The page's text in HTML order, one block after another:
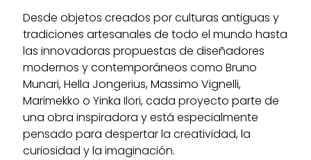
Desde objetos creados por culturas antiguas y
tradiciones artesanales de todo el mundo hasta
las innovadoras propuestas de diseñadores
modernos y contemporáneos como Bruno
Munari, Hella Jongerius, Massimo Vignelli,
Marimekko o Yinka Ilori, cada proyecto parte de
una obra inspiradora y está especialmente
pensado para despertar la creatividad, la
curiosidad y la imaginación.